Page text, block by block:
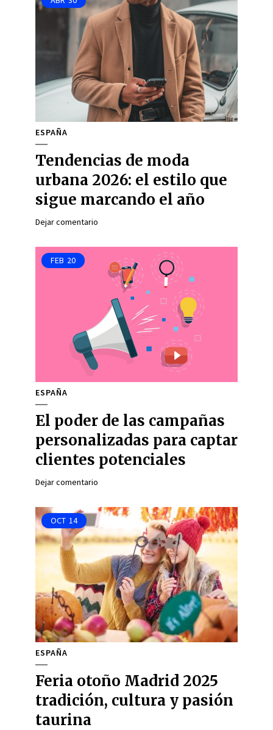
ESPAÑA
Tendencias de moda
urbana 2026: el estilo que
sigue marcando el año
Dejar comentario
FEB 20
ESPAÑA
El poder de las campañas
personalizadas para captar
clientes potenciales
Dejar comentario
OCT 14
ESPAÑA
Feria otoño Madrid 2025
tradición, cultura y pasión
taurina